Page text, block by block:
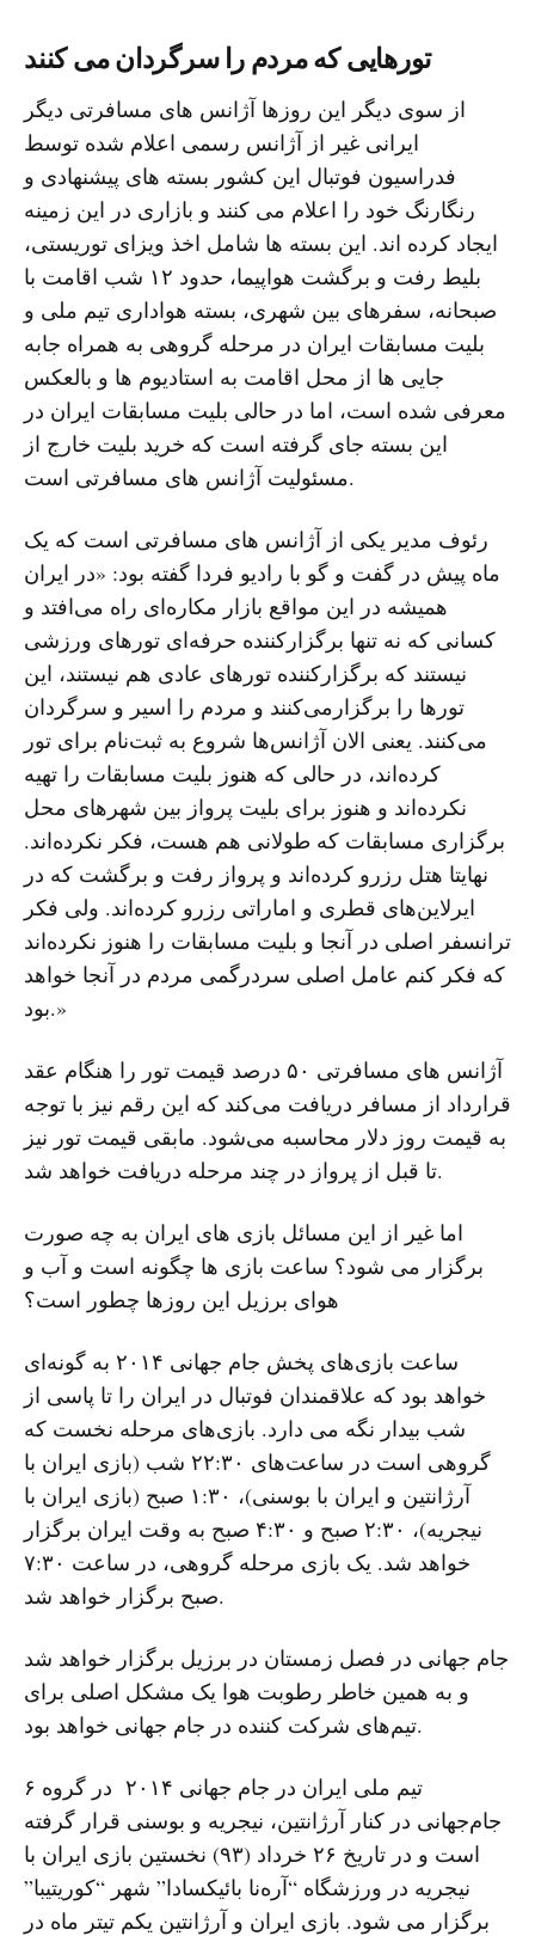
تورهایی که مردم را سرگردان می کنند
از سوی دیگر این روزها آژانس های مسافرتی دیگر
ایرانی غیر از آژانس رسمی اعلام شده توسط
فدراسیون فوتبال این کشور بسته های پیشنهادی و
رنگارنگ خود را اعلام می کنند و بازاری در این زمینه
ایجاد کرده اند. این بسته ها شامل اخذ ویزای توریستی،
بلیط رفت و برگشت هواپیما، حدود ۱۲ شب اقامت با
صبحانه، سفرهای بین شهری، بسته هواداری تیم ملی و
بلیت مسابقات ایران در مرحله گروهی به همراه جابه
جایی ها از محل اقامت به استادیوم ها و بالعکس
معرفی شده است، اما در حالی بلیت مسابقات ایران در
این بسته جای گرفته است که خرید بلیت خارج از
مسئولیت آژانس های مسافرتی است.
رئوف مدیر یکی از آژانس های مسافرتی است که یک
ماه پیش در گفت و گو با رادیو فردا گفته بود: «در ایران
همیشه در این مواقع بازار مکاره‌ای راه می‌افتد و
کسانی که نه تنها برگزارکننده حرفه‌ای تورهای ورزشی
نیستند که برگزارکننده تورهای عادی هم نیستند، این
تورها را برگزارمی‌کنند و مردم را اسیر و سرگردان
می‌کنند. یعنی الان آژانس‌ها شروع به ثبت‌نام برای تور
کرده‌اند، در حالی که هنوز بلیت مسابقات را تهیه
نکرده‌اند و هنوز برای بلیت پرواز بین شهرهای محل
برگزاری مسابقات که طولانی هم هست، فکر نکرده‌اند.
نهایتا هتل رزرو کرده‌اند و پرواز رفت و برگشت که در
ایرلاین‌های قطری و اماراتی رزرو کرده‌اند. ولی فکر
ترانسفر اصلی در آنجا و بلیت مسابقات را هنوز نکرده‌اند
که فکر کنم عامل اصلی سردرگمی مردم در آنجا خواهد
بود.»
آژانس های مسافرتی ۵۰ درصد قیمت تور را هنگام عقد
قرارداد از مسافر دریافت می‌کند که این رقم نیز با توجه
به قیمت روز دلار محاسبه‌ می‌شود. مابقی قیمت تور نیز
تا قبل از پرواز در چند مرحله دریافت خواهد شد.
اما غیر از این مسائل بازی های ایران به چه صورت
برگزار می شود؟ ساعت بازی ها چگونه است و آب و
هوای برزیل این روزها چطور است؟
ساعت بازی‌های پخش جام جهانی ۲۰۱۴ به گونه‌ای
خواهد بود که علاقمندان فوتبال در ایران را تا پاسی از
شب بیدار نگه می دارد. بازی‌های مرحله نخست که
گروهی است در ساعت‌های ۲۲:۳۰ شب (بازی ایران با
آرژانتین و ایران با بوسنی)، ۱:۳۰ صبح (بازی ایران با
نیجریه)، ۲:۳۰ صبح و ۴:۳۰ صبح به وقت ایران برگزار
خواهد شد. یک بازی مرحله گروهی، در ساعت ۷:۳۰
صبح برگزار خواهد شد.
جام جهانی در فصل زمستان در برزیل برگزار خواهد شد
و به همین خاطر رطوبت هوا یک مشکل اصلی برای
تیم‌های شرکت کننده در جام جهانی خواهد بود.
تیم ملی ایران در جام جهانی ۲۰۱۴ در گروه ۶
جام‌جهانی در کنار آرژانتین، نیجریه و بوسنی قرار گرفته
است و در تاریخ ۲۶ خرداد (۹۳) نخستین بازی ایران با
نیجریه در ورزشگاه “آره‌نا بائیکسادا” شهر “کوریتیبا”
برگزار می شود. بازی ایران و آرژانتین یکم تیتر ماه در